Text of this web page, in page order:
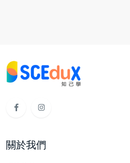
關於我們